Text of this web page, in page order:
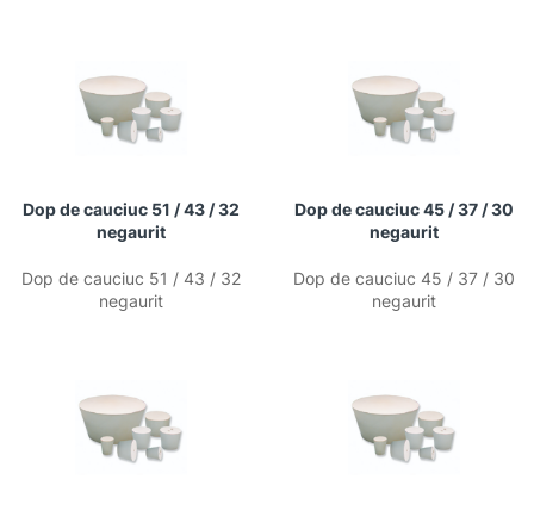
Dop de cauciuc 51 / 43 / 32
negaurit
Dop de cauciuc 51 / 43 / 32
negaurit
Dop de cauciuc 45 / 37 / 30
negaurit
Dop de cauciuc 45 / 37 / 30
negaurit